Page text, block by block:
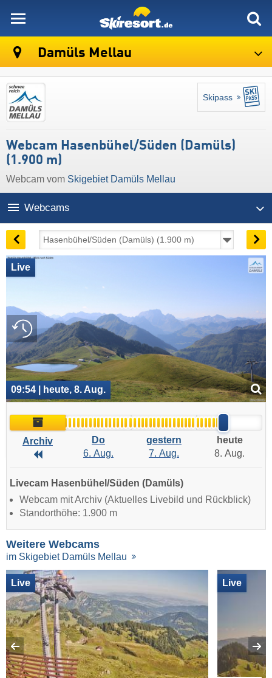
Damüls Mellau
Skipass
Webcam Hasenbühel/Süden (Damüls)
(1.900 m)
Webcam vom Skigebiet Damüls Mellau
Webcams
Live
09:54 | heute, 8. Aug.
Archiv
Archiv
Archiv
Do
6. Aug.
gestern
7. Aug.
heute
8. Aug.
Livecam Hasenbühel/Süden (Damüls)
Webcam mit Archiv (Aktuelles Livebild und Rückblick)
Standorthöhe: 1.900 m
Weitere Webcams
im Skigebiet Damüls Mellau
Live Live